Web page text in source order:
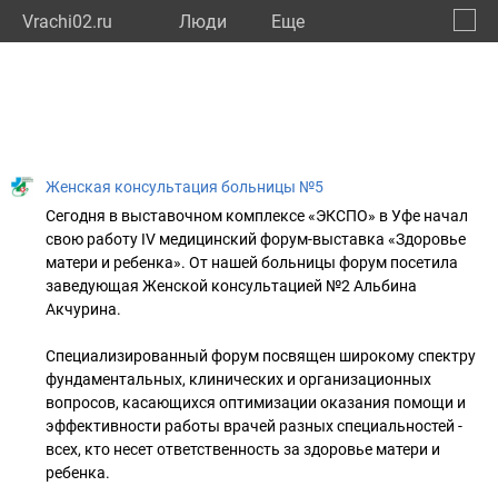
Vrachi02.ru Люди Eще
Женская консультация больницы №5
Сегодня в выставочном комплексе «ЭКСПО» в Уфе начал
свою работу IV медицинский форум-выставка «Здоровье
матери и ребенка». От нашей больницы форум посетила
заведующая Женской консультацией №2 Альбина
Акчурина.
Специализированный форум посвящен широкому спектру
фундаментальных, клинических и организационных
вопросов, касающихся оптимизации оказания помощи и
эффективности работы врачей разных специальностей -
всех, кто несет ответственность за здоровье матери и
ребенка.